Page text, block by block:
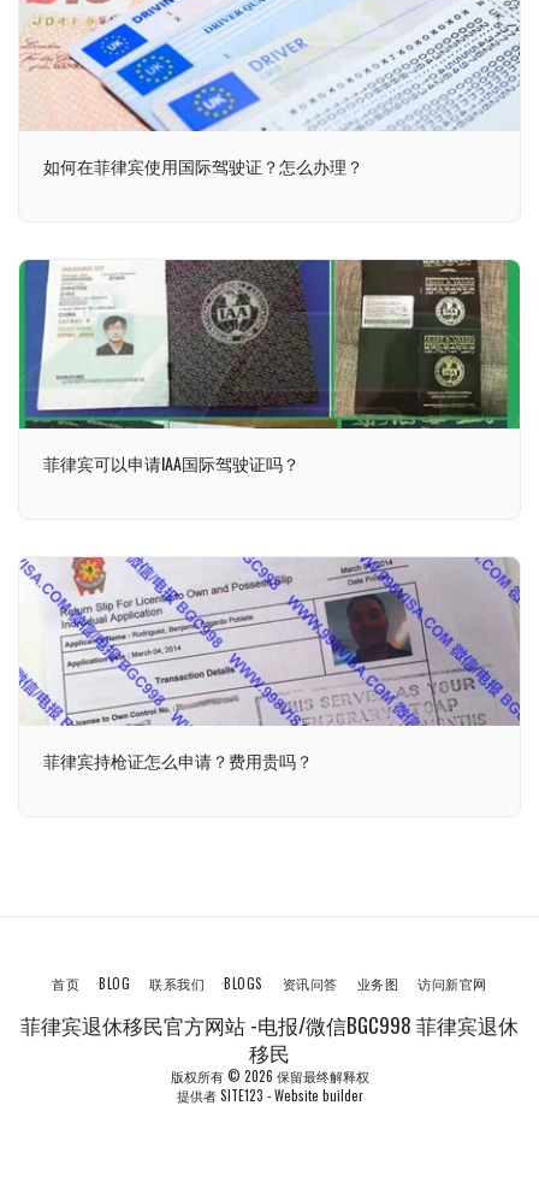
如何在菲律宾使用国际驾驶证？怎么办理？
菲律宾可以申请IAA国际驾驶证吗？
菲律宾持枪证怎么申请？费用贵吗？
菲律宾退休移民官方网站 -电报/微信BGC998 菲律宾退休
移民
版权所有 © 2026 保留最终解释权
提供者SITE123 -Website builder
首页 BLOG 联系我们 BLOGS 资讯问答 业务图 访问新官网